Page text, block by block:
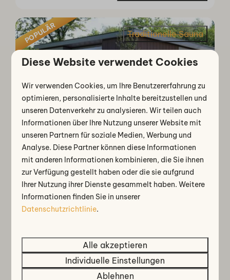
POPULÄR Traditionelle Sauna
8,8
668 €
621 €
Beemsterdijk | 4 Personen
Nordholland, West-Graftdijk
4
2 Einige
Ja
Freistehend und ebenerdig
Fr 14 - Mo 17 August Sommerurlaub
Diese Website verwendet Cookies
Wir verwenden Cookies, um Ihre Benutzererfahrung zu
optimieren, personalisierte Inhalte bereitzustellen und
unseren Datenverkehr zu analysieren. Wir teilen auch
Informationen über Ihre Nutzung unserer Website mit
unseren Partnern für soziale Medien, Werbung und
Analyse. Diese Partner können diese Informationen
mit anderen Informationen kombinieren, die Sie ihnen
zur Verfügung gestellt haben oder die sie aufgrund
Ihrer Nutzung ihrer Dienste gesammelt haben. Weitere
Informationen finden Sie in unserer
Datenschutzrichtlinie.
Alle akzeptieren
Individuelle Einstellungen
Ablehnen